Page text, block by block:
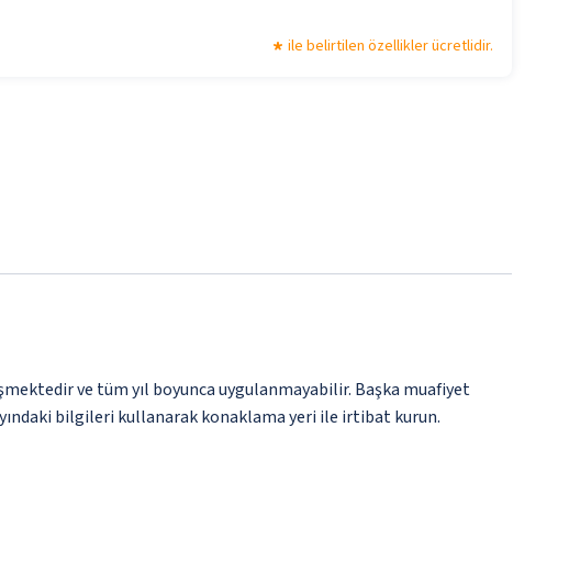
ile belirtilen özellikler ücretlidir.
ve tüm yıl boyunca uygulanmayabilir. Başka muafiyet
bilgileri kullanarak konaklama yeri ile irtibat kurun.